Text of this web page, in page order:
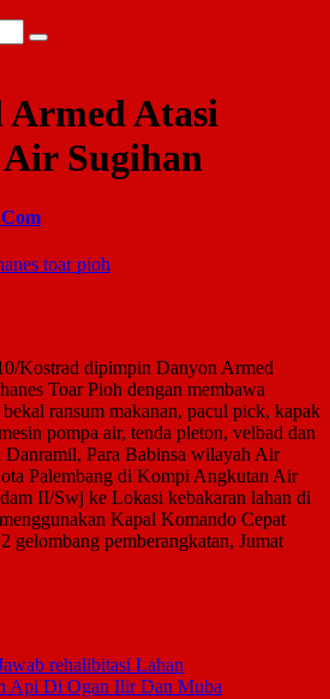
Armed Atasi
Sugihan
toar pioh
Kostrad dipimpin Danyon Armed
Toar Pioh dengan membawa
ransum makanan, pacul pick, kapak
pompa air, tenda pleton, velbad dan
Danramil, Para Babinsa wilayah Air
Palembang di Kompi Angkutan Air
II/Swj ke Lokasi kebakaran lahan di
Kapal Komando Cepat
gelombang pemberangkatan, Jumat
rehalibitasi Lahan
Api Di Ogan Ilir Dan Muba